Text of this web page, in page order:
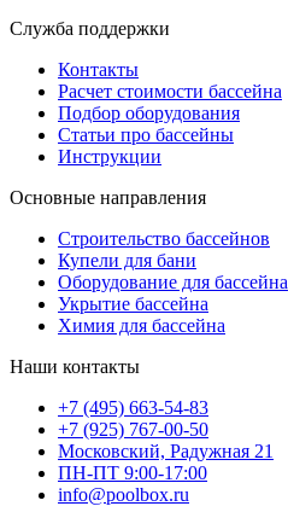
Служба поддержки
Контакты
Расчет стоимости бассейна
Подбор оборудования
Статьи про бассейны
Инструкции
Основные направления
Строительство бассейнов
Купели для бани
Оборудование для бассейна
Укрытие бассейна
Химия для бассейна
Наши контакты
+7 (495) 663-54-83
+7 (925) 767-00-50
Московский, Радужная 21
ПН-ПТ 9:00-17:00
info@poolbox.ru